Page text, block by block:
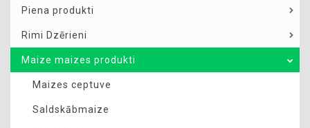
Piena produkti
Rimi Dzērieni
Maize maizes produkti
Maizes ceptuve
Saldskābmaize